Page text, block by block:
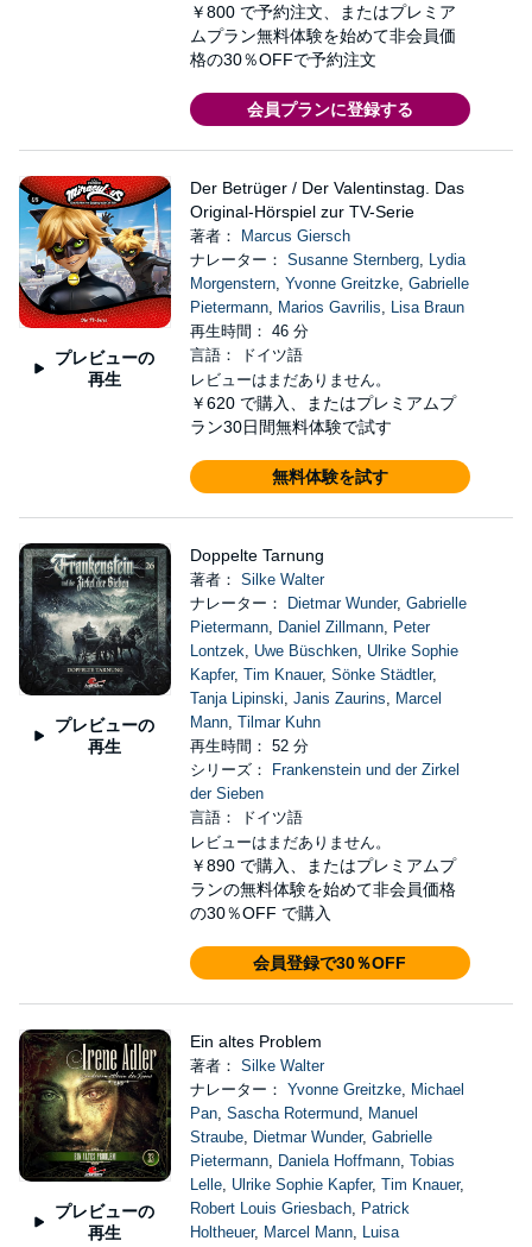
￥800 で予約注文、またはプレミア
ムプラン無料体験を始めて非会員価
格の30％OFFで予約注文
会員プランに登録する
プレビューの
再生
Der Betrüger / Der Valentinstag. Das
Original-Hörspiel zur TV-Serie
著者：
Marcus Giersch
ナレーター： Susanne Sternberg, Lydia
Morgenstern, Yvonne Greitzke, Gabrielle
Pietermann, Marios Gavrilis, Lisa Braun
再生時間： 46 分
言語： ドイツ語
レビューはまだありません。
￥620 で購入、またはプレミアムプ
ラン30日間無料体験で試す
無料体験を試す
プレビューの
再生
Doppelte Tarnung
著者： Silke Walter
ナレーター：
Dietmar Wunder, Gabrielle
Pietermann, Daniel Zillmann, Peter
Lontzek, Uwe Büschken, Ulrike Sophie
Kapfer, Tim Knauer, Sönke Städtler,
Tanja Lipinski, Janis Zaurins, Marcel
Mann, Tilmar Kuhn
再生時間： 52 分
シリーズ：
Frankenstein und der Zirkel
der Sieben
言語： ドイツ語
レビューはまだありません。
￥890 で購入、またはプレミアムプ
ランの無料体験を始めて非会員価格
の30％OFF で購入
会員登録で30％OFF
プレビューの
再生
Ein altes Problem
著者： Silke Walter
ナレーター： Yvonne Greitzke, Michael
Pan, Sascha Rotermund, Manuel
Straube, Dietmar Wunder, Gabrielle
Pietermann, Daniela Hoffmann, Tobias
Lelle, Ulrike Sophie Kapfer, Tim Knauer,
Robert Louis Griesbach, Patrick
Holtheuer, Marcel Mann, Luisa